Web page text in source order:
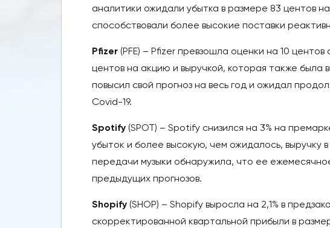
аналитики ожидали убытка в размере 83 центов
способствовали более высокие поставки
Pfizer (PFE) – Pfizer превзошла оценки на 10
центов на акцию и выручкой, которая также была
повысил свой прогноз на весь год и ожидал
Covid-19.
Spotify (SPOT) – Spotify снизился на 3% на
убыток и более высокую, чем ожидалось, выручку
передачи музыки обнаружила, что ее
предыдущих прогнозов.
Shopify (SHOP) – Shopify выросла на 2,1% в
скорректированной квартальной прибыли в